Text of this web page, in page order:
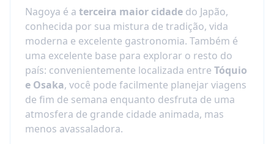
Nagoya é a terceira maior cidade do Japão,
conhecida por sua mistura de tradição, vida
moderna e excelente gastronomia. Também é
uma excelente base para explorar o resto do
país: convenientemente localizada entre Tóquio
e Osaka, você pode facilmente planejar viagens
de fim de semana enquanto desfruta de uma
atmosfera de grande cidade animada, mas
menos avassaladora.